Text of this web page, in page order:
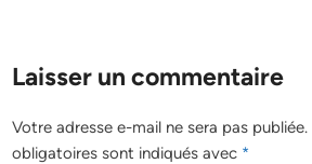
Laisser un commentaire
Votre adresse e-mail ne sera pas publiée.
obligatoires sont indiqués avec *